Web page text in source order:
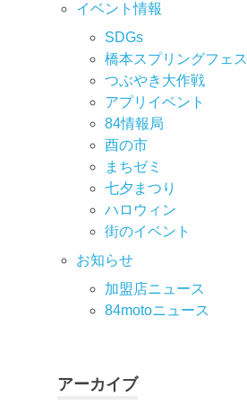
イベント情報
SDGs
橋本スプリングフェス
つぶやき大作戦
アプリイベント
84情報局
酉の市
まちゼミ
七⼣まつり
ハロウィン
街のイベント
お知らせ
加盟店ニュース
84motoニュース
アーカイブ